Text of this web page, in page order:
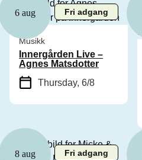
6 aug Fri adgang
Musikk
Innergården Live –
Agnes Matsdotter
Thursday, 6/8
8 aug Fri adgang